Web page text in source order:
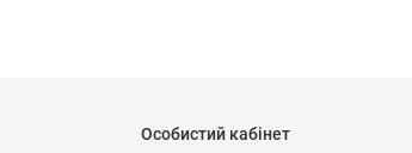
Особистий кабінет